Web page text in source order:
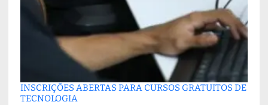
INSCRIÇÕES ABERTAS PARA CURSOS GRATUITOS DE
TECNOLOGIA